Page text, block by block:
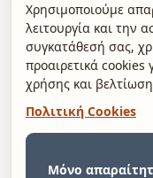
Χρησιμοποιούμε
λειτουργία και την
συγκατάθεσή σας,
προαιρετικά cookies
χρήσης και
Πολιτική Cookies
Μόνο